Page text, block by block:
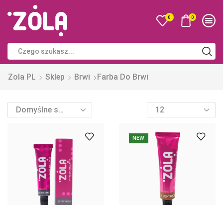
0 0
Zola PL Sklep Brwi Farba Do Brwi
NEW